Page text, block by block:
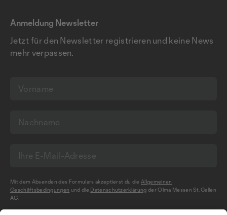
Anmeldung Newsletter
Jetzt für den Newsletter registrieren und keine News
mehr verpassen.
Mit dem Absenden des Formulars akzeptierst du dieAllgemeinen
Geschäftsbedingungen und die Datenschutzerklärung der Olma Messen St.Gallen
AG.